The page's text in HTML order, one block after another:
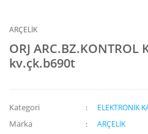
ARÇELİK
ORJ ARC.BZ.KONTROL
kv.çk.b690t
Kategori ELEKTRONİK
Marka ARÇELİK